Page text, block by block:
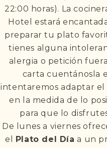
22:00 horas). La
Hotel estará
preparar tu plato
tienes alguna
alergia o petición
carta cuentánosla e
intentaremos adaptar el
en la medida de lo
para que lo
De lunes a viernes
el Plato del Día a un